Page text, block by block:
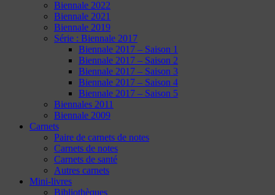
Biennale 2022
Biennale 2021
Biennale 2019
Série : Biennale 2017
Biennale 2017 – Saison 1
Biennale 2017 – Saison 2
Biennale 2017 – Saison 3
Biennale 2017 – Saison 4
Biennale 2017 – Saison 5
Biennales 2011
Biennale 2009
Carnets
Paire de carnets de notes
Carnets de notes
Carnets de santé
Autres carnets
Mini-livres
Bibliothèques